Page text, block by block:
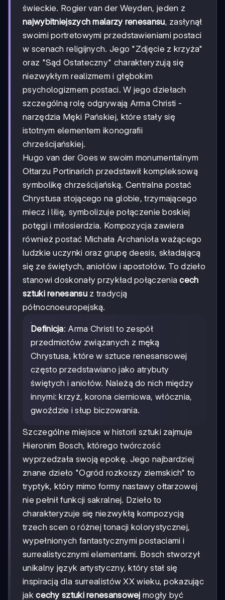
świeckie. Rogier van der Weyden, jeden z
najwybitniejszych malarzy renesansu, zasłynął
swoimi portretowymi przedstawieniami postaci
w scenach religijnych. Jego "Zdjęcie z krzyża"
oraz "Sąd Ostateczny" charakteryzują się
niezwykłym realizmem i głębokim
psychologizmem postaci. W jego dziełach
szczególną rolę odgrywają Arma Christi -
narzędzia Męki Pańskiej, które stały się
istotnym elementem ikonografii
chrześcijańskiej.
Hugo van der Goes w swoim monumentalnym
Ołtarzu Portinarich przedstawił kompleksową
symbolikę chrześcijańską. Centralna postać
Chrystusa stojącego na globie, trzymającego
miecz i lilię, symbolizuje połączenie boskiej
potęgi i miłosierdzia. Kompozycja zawiera
również postać Michała Archanioła ważącego
ludzkie uczynki oraz grupę deesis, składającą
się ze świętych, aniołów i apostołów. To dzieło
stanowi doskonały przykład połączeniacech
sztuki renesansuz tradycją
północnoeuropejską.
Definicja: Arma Christi to zespół
przedmiotów związanych z męką
Chrystusa, które w sztuce renesansowej
często przedstawiano jako atrybuty
świętych i aniołów. Należą do nich między
innymi: krzyż, korona cierniowa, włócznia,
gwoździe i słup biczowania.
Szczególne miejsce w historii sztuki zajmuje
Hieronim Bosch, którego twórczość
wyprzedzała swoją epokę. Jego najbardziej
znane dzieło "Ogród rozkoszy ziemskich" to
tryptyk, który mimo formy nastawy ołtarzowej
nie pełnił funkcji sakralnej. Dzieło to
charakteryzuje się niezwykłą kompozycją
trzech scen o różnej tonacji kolorystycznej,
wypełnionych fantastycznymi postaciami i
surrealistycznymi elementami. Bosch stworzył
unikalny język artystyczny, który stał się
inspiracją dla surrealistów XX wieku, pokazując
jakcechy sztuki renesansowej mogły być